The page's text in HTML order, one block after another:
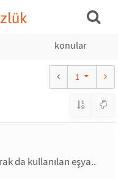
konular
1
da kullanılan eşya..